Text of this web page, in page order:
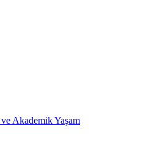
Akademik Yaşam